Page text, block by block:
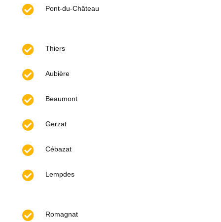
 Pont-du-Château
 Thiers
 Aubière
 Beaumont
 Gerzat
 Cébazat
 Lempdes
 Romagnat